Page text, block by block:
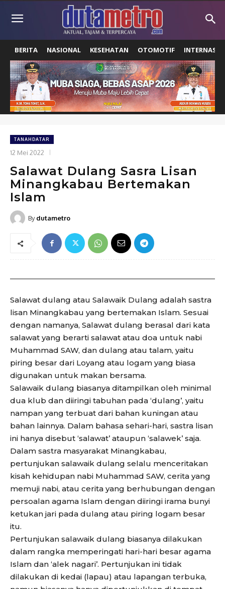
BERITA NASIONAL KESEHATAN OTOMOTIF
TANAHDATAR
12 Mei 2022
Salawat Dulang Sasra Lisan
Minangkabau Bertemakan
Islam
By dutametro
Salawat dulang atau Salawaik Dulang adalah sastra
lisan Minangkabau yang bertemakan Islam. Sesuai
dengan namanya, Salawat dulang berasal dari kata
salawat yang berarti salawat atau doa untuk nabi
Muhammad SAW, dan dulang atau talam, yaitu
piring besar dari Loyang atau logam yang biasa
digunakan untuk makan bersama.
Salawaik dulang biasanya ditampilkan oleh minimal
dua klub dan diiringi tabuhan pada ‘dulang’, yaitu
nampan yang terbuat dari bahan kuningan atau
bahan lainnya. Dalam bahasa sehari-hari, sastra lisan
ini hanya disebut ‘salawat’ ataupun ‘salawek’ saja.
Dalam sastra masyarakat Minangkabau,
pertunjukan salawaik dulang selalu menceritakan
kisah kehidupan nabi Muhammad SAW, cerita yang
memuji nabi, atau cerita yang berhubungan dengan
persoalan agama Islam dengan diiringi irama bunyi
ketukan jari pada dulang atau piring logam besar
itu.
Pertunjukan salawaik dulang biasanya dilakukan
dalam rangka memperingati hari-hari besar agama
Islam dan ‘alek nagari’. Pertunjukan ini tidak
dilakukan di kedai (lapau) atau lapangan terbuka,